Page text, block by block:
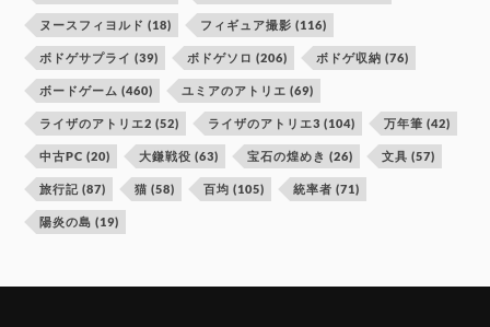
ヌースフィヨルド (18) フィギュア撮影 (116)
ボドゲサプライ (39) ボドゲソロ (206) ボドゲ収納 (76)
ボードゲーム (460) ユミアのアトリエ (69)
ライザのアトリエ2 (52) ライザのアトリエ3 (104) 万年筆 (42)
中古PC (20) 大鎌戦役 (63) 宝石の煌めき (26) 文具 (57)
旅行記 (87) 猫 (58) 百均 (105) 統率者 (71)
陽炎の島 (19)